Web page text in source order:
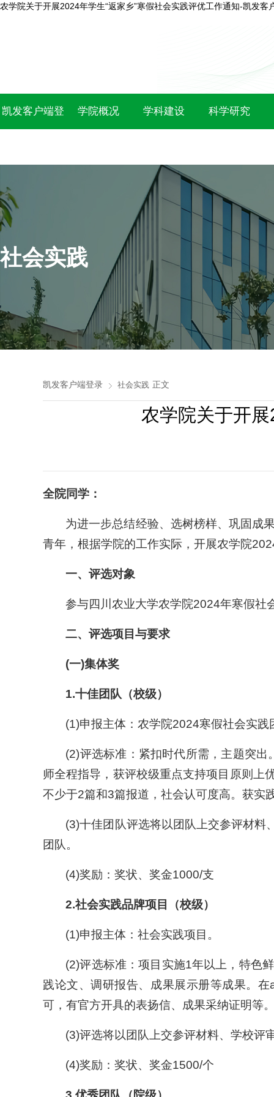
农学院关于开展2024年学生“返家乡”寒假社会实践评优工作通知-凯发客
凯发客户端登 学院概况 学科建设 科学研究
社会实践
凯发客户端登录 社会实践 正文
农学院关于开
全院同学：
为进一步总结经验、选树榜样、巩固成
青年，根据学院的工作实际，开展农学院
一、评选对象
参与四川农业大学农学院2024年寒假社
二、评选项目与要求
(一)集体奖
1.十佳团队（校级）
(1)申报主体：农学院2024寒假社会实践
(2)评选标准：紧扣时代所需，主题突
师全程指导，获评校级重点支持项目原则上
不少于2篇和3篇报道，社会认可度高。获实
(3)十佳团队评选将以团队上交参评材料
团队。
(4)奖励：奖状、奖金1000/支
2.社会实践品牌项目（校级）
(1)申报主体：社会实践项目。
(2)评选标准：项目实施1年以上，特色
践论文、调研报告、成果展示册等成果。
可，有官方开具的表扬信、成果采纳证明等
(3)评选将以团队上交参评材料、学校评
(4)奖励：奖状、奖金1500/个